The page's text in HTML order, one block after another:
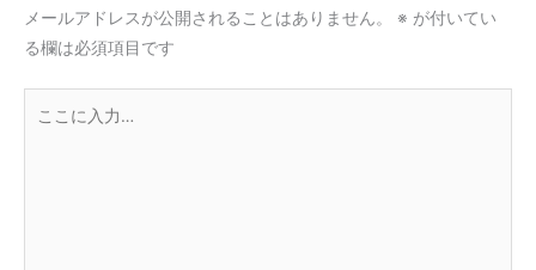
メールアドレスが公開されることはありません。 ※ が付いてい
る欄は必須項目です